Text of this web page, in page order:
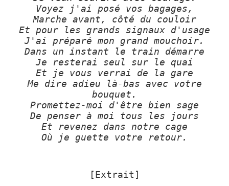
Voyez j'ai posé vos bagages,
Marche avant, côté du couloir
Et pour les grands signaux d'usage
J'ai préparé mon grand mouchoir.
Dans un instant le train démarre
Je resterai seul sur le quai
Et je vous verrai de la gare
Me dire adieu là-bas avec votre
bouquet.
Promettez-moi d'être bien sage
De penser à moi tous les jours
Et revenez dans notre cage
Où je guette votre retour.
[Extrait]